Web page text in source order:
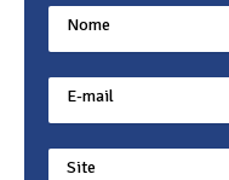
Nome
E-mail
Site